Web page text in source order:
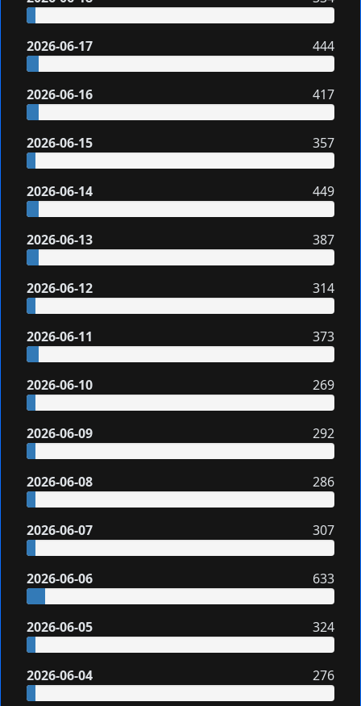
2026-06-17 444
2026-06-16 417
2026-06-15 357
2026-06-14 449
2026-06-13 387
2026-06-12 314
2026-06-11 373
2026-06-10 269
2026-06-09 292
2026-06-08 286
2026-06-07 307
2026-06-06 633
2026-06-05 324
2026-06-04 276